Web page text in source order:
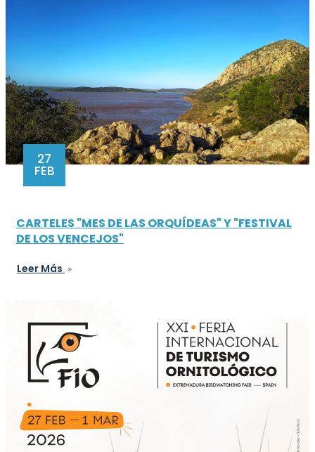
27
FEB
CARTELES "MES DE LAS ORQUÍDEAS" Y "FESTIVAL
DE LOS VENCEJOS"
Leer Más